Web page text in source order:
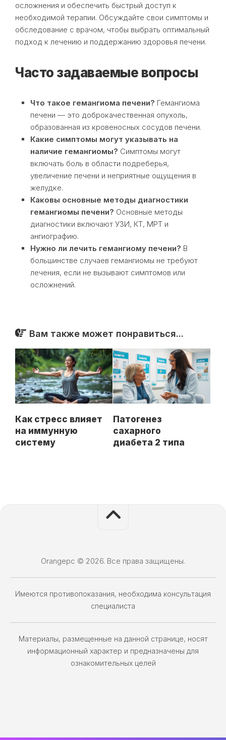
осложнения и обеспечить быстрый доступ к
необходимой терапии. Обсуждайте свои симптомы и
обследование с врачом, чтобы выбрать оптимальный
подход к лечению и поддержанию здоровья печени.
Часто задаваемые вопросы
Что такое гемангиома печени? Гемангиома
печени — это доброкачественная опухоль,
образованная из кровеносных сосудов печени.
Какие симптомы могут указывать на
наличие гемангиомы? Симптомы могут
включать боль в области подреберья,
увеличение печени и неприятные ощущения в
желудке.
Каковы основные методы диагностики
гемангиомы печени? Основные методы
диагностики включают УЗИ, КТ, МРТ и
ангиографию.
Нужно ли лечить гемангиому печени? В
большинстве случаев гемангиомы не требуют
лечения, если не вызывают симптомов или
осложнений.
Вам также может понравиться...
Как стресс влияет
на иммунную
систему
Патогенез
сахарного
диабета 2 типа
Orangepc © 2026. Все права защищены.
Имеются противопоказания, необходима консультация
специалиста
Материалы, размещенные на данной странице, носят
информационный характер и предназначены для
ознакомительных целей